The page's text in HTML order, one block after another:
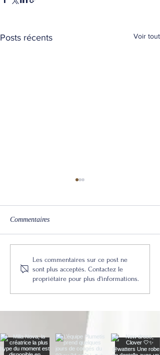
Posts récents Voir tout
Milla Nova, la marque
montante de la robe de
mariée
Commentaires
Les commentaires sur ce post ne
sont plus acceptés. Contactez le
propriétaire pour plus d'informations.